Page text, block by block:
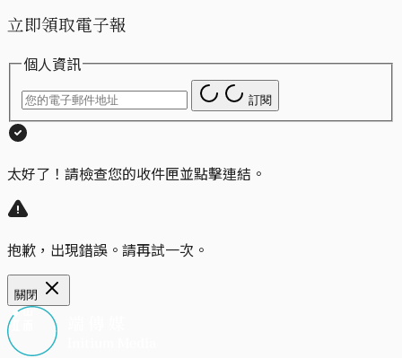
立即領取電子報
個人資訊
訂閱
太好了！請檢查您的收件匣並點擊連結。
抱歉，出現錯誤。請再試一次。
關閉